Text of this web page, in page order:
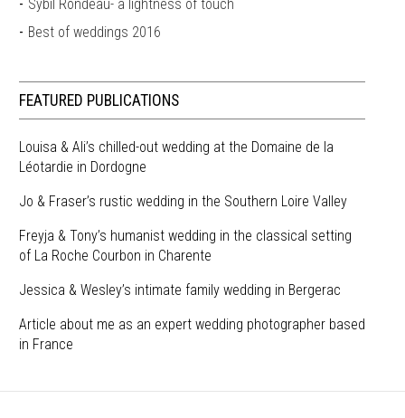
Sybil Rondeau- a lightness of touch
Best of weddings 2016
FEATURED PUBLICATIONS
Louisa & Ali’s chilled-out wedding at the Domaine de la
Léotardie in Dordogne
Jo & Fraser’s rustic wedding in the Southern Loire Valley
Freyja & Tony’s humanist wedding in the classical setting
of La Roche Courbon in Charente
Jessica & Wesley’s intimate family wedding in Bergerac
Article about me as an expert wedding photographer based
in France